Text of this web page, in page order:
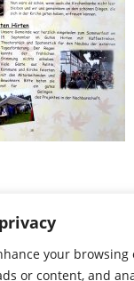
your browsing
or content, and